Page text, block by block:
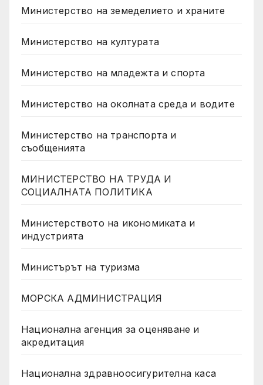
Министерство на земеделието и храните
Министерство на културата
Министерство на младежта и спорта
Министерство на околната среда и водите
Министерство на транспорта и
съобщенията
МИНИСТЕРСТВО НА ТРУДА И
СОЦИАЛНАТА ПОЛИТИКА
Министерството на икономиката и
индустрията
Министърът на туризма
МОРСКА АДМИНИСТРАЦИЯ
Национална агенция за оценяване и
акредитация
Национална здравноосигурителна каса